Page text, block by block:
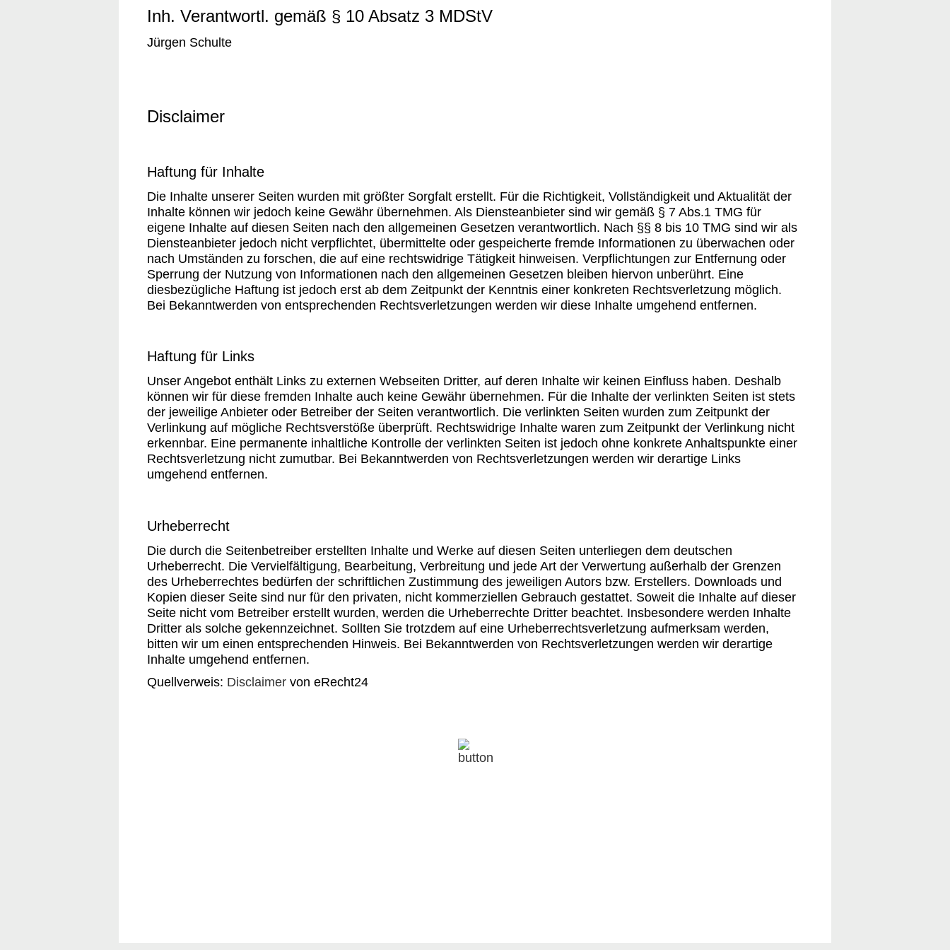
Inh. Verantwortl. gemäß § 10 Absatz 3 MDStV
Jürgen Schulte
Disclaimer
Haftung für Inhalte
Die Inhalte unserer Seiten wurden mit größter Sorgfalt erstellt. Für die Richtigkeit, Vollständigkeit und Aktualität der
Inhalte können wir jedoch keine Gewähr übernehmen. Als Diensteanbieter sind wir gemäß § 7 Abs.1 TMG für
eigene Inhalte auf diesen Seiten nach den allgemeinen Gesetzen verantwortlich. Nach §§ 8 bis 10 TMG sind wir als
Diensteanbieter jedoch nicht verpflichtet, übermittelte oder gespeicherte fremde Informationen zu überwachen oder
nach Umständen zu forschen, die auf eine rechtswidrige Tätigkeit hinweisen. Verpflichtungen zur Entfernung oder
Sperrung der Nutzung von Informationen nach den allgemeinen Gesetzen bleiben hiervon unberührt. Eine
diesbezügliche Haftung ist jedoch erst ab dem Zeitpunkt der Kenntnis einer konkreten Rechtsverletzung möglich.
Bei Bekanntwerden von entsprechenden Rechtsverletzungen werden wir diese Inhalte umgehend entfernen.
Haftung für Links
Unser Angebot enthält Links zu externen Webseiten Dritter, auf deren Inhalte wir keinen Einfluss haben. Deshalb
können wir für diese fremden Inhalte auch keine Gewähr übernehmen. Für die Inhalte der verlinkten Seiten ist stets
der jeweilige Anbieter oder Betreiber der Seiten verantwortlich. Die verlinkten Seiten wurden zum Zeitpunkt der
Verlinkung auf mögliche Rechtsverstöße überprüft. Rechtswidrige Inhalte waren zum Zeitpunkt der Verlinkung nicht
erkennbar. Eine permanente inhaltliche Kontrolle der verlinkten Seiten ist jedoch ohne konkrete Anhaltspunkte einer
Rechtsverletzung nicht zumutbar. Bei Bekanntwerden von Rechtsverletzungen werden wir derartige Links
umgehend entfernen.
Urheberrecht
Die durch die Seitenbetreiber erstellten Inhalte und Werke auf diesen Seiten unterliegen dem deutschen
Urheberrecht. Die Vervielfältigung, Bearbeitung, Verbreitung und jede Art der Verwertung außerhalb der Grenzen
des Urheberrechtes bedürfen der schriftlichen Zustimmung des jeweiligen Autors bzw. Erstellers. Downloads und
Kopien dieser Seite sind nur für den privaten, nicht kommerziellen Gebrauch gestattet. Soweit die Inhalte auf dieser
Seite nicht vom Betreiber erstellt wurden, werden die Urheberrechte Dritter beachtet. Insbesondere werden Inhalte
Dritter als solche gekennzeichnet. Sollten Sie trotzdem auf eine Urheberrechtsverletzung aufmerksam werden,
bitten wir um einen entsprechenden Hinweis. Bei Bekanntwerden von Rechtsverletzungen werden wir derartige
Inhalte umgehend entfernen.
Quellverweis: Disclaimer von eRecht24